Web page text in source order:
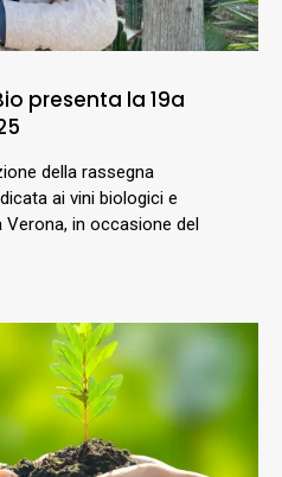
presenta la 19a
della rassegna
ai vini biologici e
Verona, in occasione del